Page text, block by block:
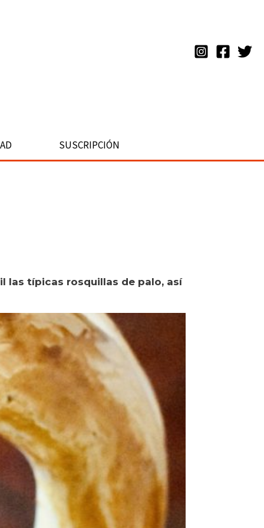
SUSCRIPCIÓN
las típicas rosquillas de palo, así